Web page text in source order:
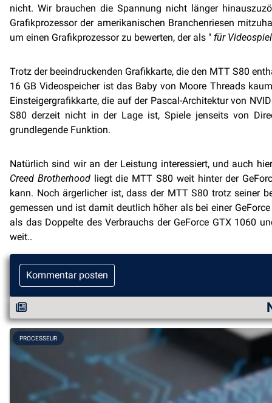
nicht. Wir brauchen die Spannung nicht länger
Grafikprozessor der amerikanischen Branchenriesen
um einen Grafikprozessor zu bewerten, der als " für
Trotz der beeindruckenden Grafikkarte, die den MTT S80
16 GB Videospeicher ist das Baby von Moore Threads
Einsteigergrafikkarte, die auf der Pascal-Architektur von
S80 derzeit nicht in der Lage ist, Spiele jenseits von
grundlegende Funktion.
Natürlich sind wir an der Leistung interessiert, und auch
Creed Brotherhoodliegt die MTT S80 weit hinter der
kann. Noch ärgerlicher ist, dass der MTT S80 trotz seiner
gemessen und ist damit deutlich höher als bei einer
als das Doppelte des Verbrauchs der GeForce GTX 1060
weit..
Kommentar posten
PROCESSEUR